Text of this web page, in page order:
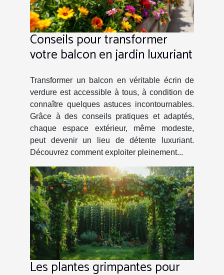
Conseils pour transformer
votre balcon en jardin luxuriant
Transformer un balcon en véritable écrin de
verdure est accessible à tous, à condition de
connaître quelques astuces incontournables.
Grâce à des conseils pratiques et adaptés,
chaque espace extérieur, même modeste,
peut devenir un lieu de détente luxuriant.
Découvrez comment exploiter pleinement...
Les plantes grimpantes pour